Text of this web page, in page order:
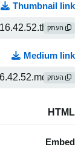
Thumbnail link
העתק
Medium link
העתק
HTML
Embed